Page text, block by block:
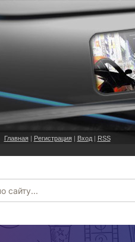
Главная| Регистрация| Вход| RSS